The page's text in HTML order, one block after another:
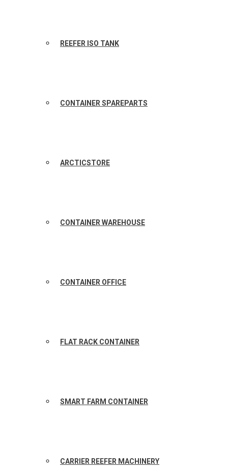
REEFER ISO TANK
CONTAINER SPAREPARTS
ARCTICSTORE
CONTAINER WAREHOUSE
CONTAINER OFFICE
FLAT RACK CONTAINER
SMART FARM CONTAINER
CARRIER REEFER MACHINERY